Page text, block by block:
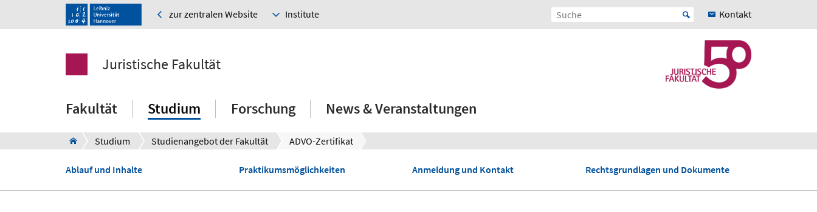
zur zentralen Website Institute Kontakt
Juristische Fakultät
Fakultät Studium Forschung News & Veranstaltungen
Studium Studienangebot der Fakultät ADVO-Zertifikat
Ablauf und Inhalte Praktikumsmöglichkeiten Anmeldung und Kontakt Rechtsgrundlagen und Dokumente